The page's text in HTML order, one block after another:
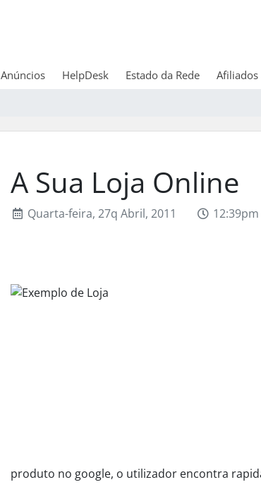
Anúncios HelpDesk Estado da Rede Afiliados
A Sua Loja Online
Quarta-feira, 27q Abril, 2011 12:39pm
produto no google, o utilizador encontra